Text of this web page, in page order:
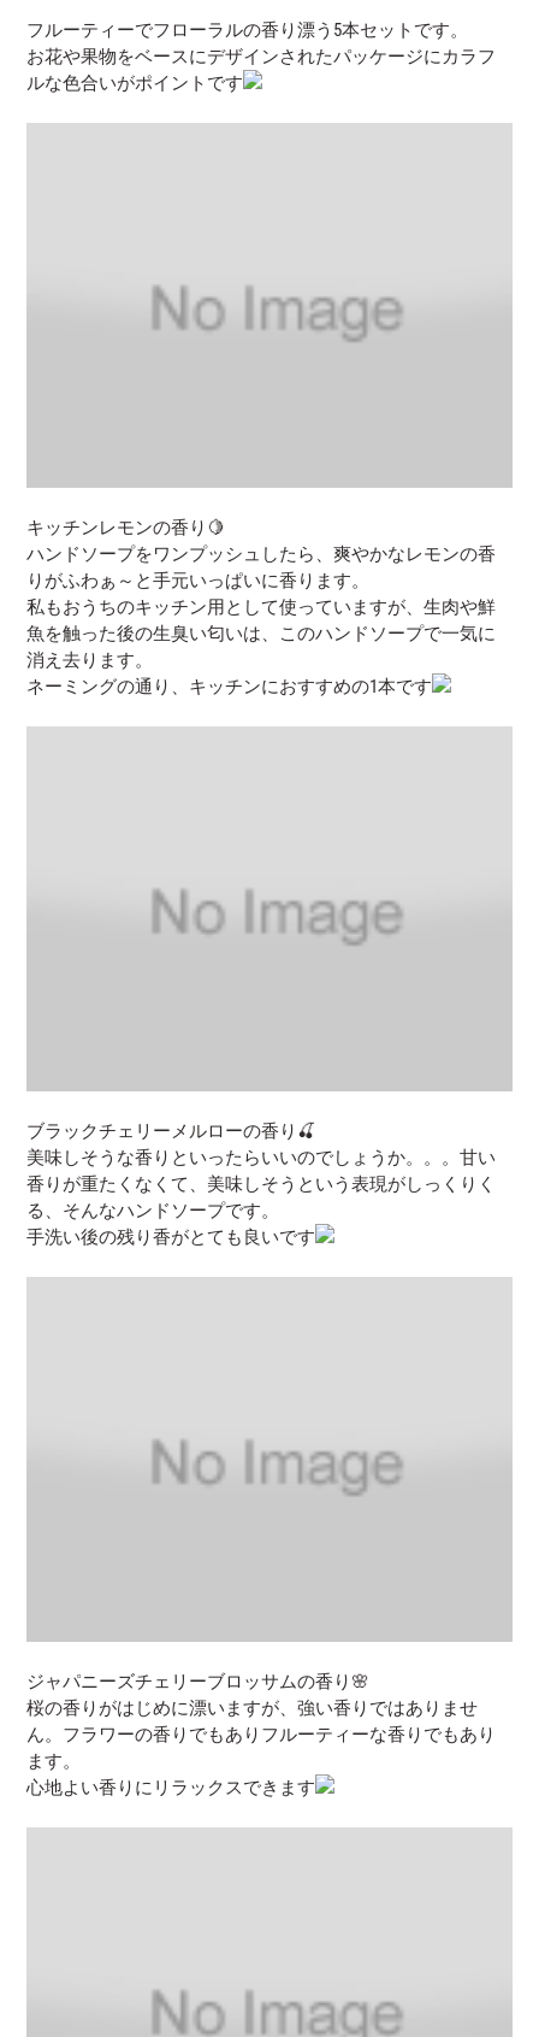
フルーティーでフローラルの香り漂う5本セットです。
お花や果物をベースにデザインされたパッケージにカラフ
ルな色合いがポイントです
キッチンレモンの香り🍋
ハンドソープをワンプッシュしたら、爽やかなレモンの香
りがふわぁ～と手元いっぱいに香ります。
私もおうちのキッチン用として使っていますが、生肉や鮮
魚を触った後の生臭い匂いは、このハンドソープで一気に
消え去ります。
ネーミングの通り、キッチンにおすすめの1本です
ブラックチェリーメルローの香り🍒
美味しそうな香りといったらいいのでしょうか。。。甘い
香りが重たくなくて、美味しそうという表現がしっくりく
る、そんなハンドソープです。
手洗い後の残り香がとても良いです
ジャパニーズチェリーブロッサムの香り🌸
桜の香りがはじめに漂いますが、強い香りではありませ
ん。フラワーの香りでもありフルーティーな香りでもあり
ます。
心地よい香りにリラックスできます